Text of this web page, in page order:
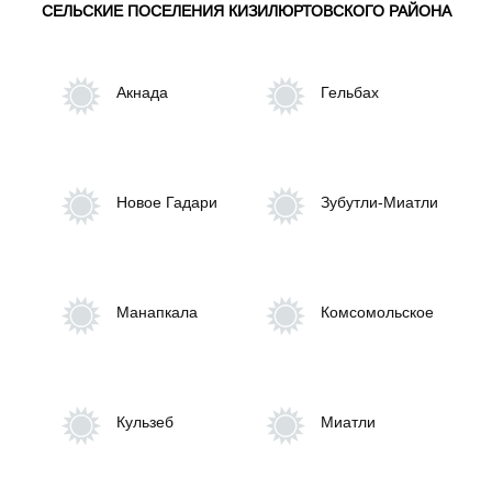
МКУ Централизованная бухгалтерия
Противодействие коррупции
СЕЛЬСКИЕ ПОСЕЛЕНИЯ КИЗИЛЮРТОВСКОГО РАЙОНА
Акнада Гельбах
Новое Гадари Зубутли-Миатли
Манапкала Комсомольское
Кульзеб Миатли